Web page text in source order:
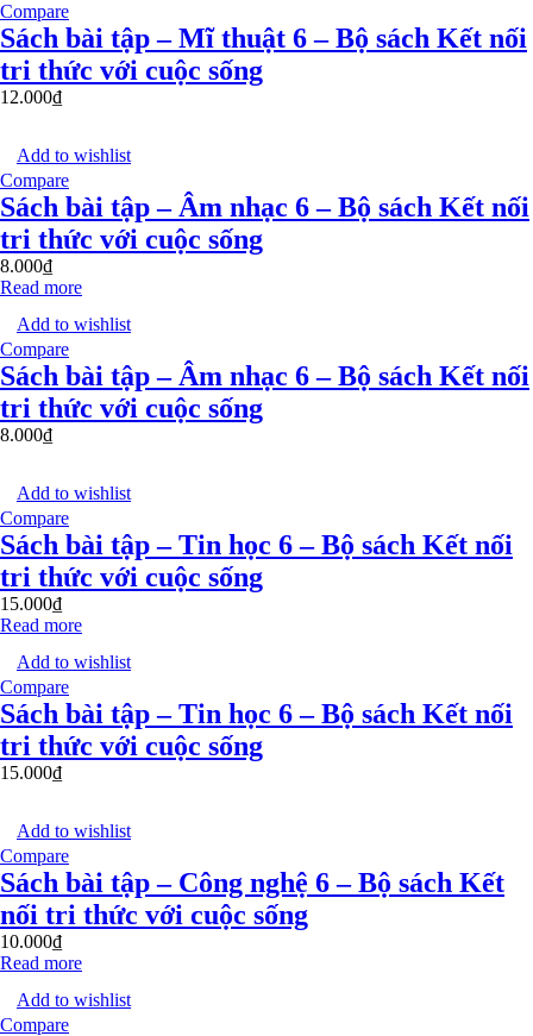
Compare
Sách bài tập – Mĩ thuật 6 – Bộ sách Kết nối
tri thức với cuộc sống
12.000₫
Add to wishlist
Compare
Sách bài tập – Âm nhạc 6 – Bộ sách Kết nối
tri thức với cuộc sống
8.000₫
Read more
Add to wishlist
Compare
Sách bài tập – Âm nhạc 6 – Bộ sách Kết nối
tri thức với cuộc sống
8.000₫
Add to wishlist
Compare
Sách bài tập – Tin học 6 – Bộ sách Kết nối
tri thức với cuộc sống
15.000₫
Read more
Add to wishlist
Compare
Sách bài tập – Tin học 6 – Bộ sách Kết nối
tri thức với cuộc sống
15.000₫
Add to wishlist
Compare
Sách bài tập – Công nghệ 6 – Bộ sách Kết
nối tri thức với cuộc sống
10.000₫
Read more
Add to wishlist
Compare